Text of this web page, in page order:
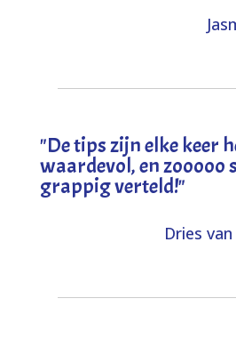
"De tips zijn elke keer
waardevol, en zooooo
grappig verteld!"
Dries